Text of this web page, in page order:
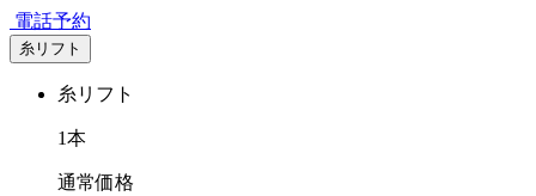
電話予約
糸リフト
糸リフト
1本
通常価格